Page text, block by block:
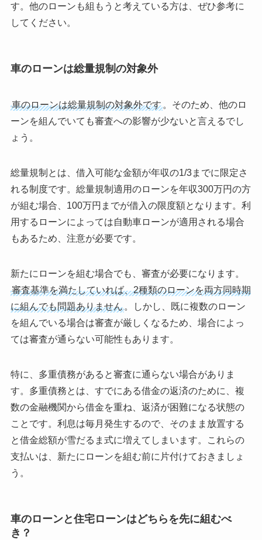
す。他のローンも組もうと考えている方は、ぜひ参考に
してください。
車のローンは総量規制の対象外
車のローンは総量規制の対象外です。そのため、他のロ
ーンを組んでいても審査への影響が少ないと言えるでし
ょう。
総量規制とは、借入可能な金額が年収の1/3までに限定さ
れる制度です。総量規制適用のローンを年収300万円の方
が組む場合、100万円までが借入の限度額となります。利
用するローンによっては自動車ローンが適用される場合
もあるため、注意が必要です。
新たにローンを組む場合でも、審査が必要になります。
審査基準を満たしていれば、2種類のローンを両方同時期
に組んでも問題ありません。しかし、既に複数のローン
を組んでいる場合は審査が厳しくなるため、場合によっ
ては審査が通らない可能性もあります。
特に、多重債務があると審査に通らない場合がありま
す。多重債務とは、すでにある借金の返済のために、複
数の金融機関から借金を重ね、返済が困難になる状態の
ことです。利息は毎月発生するので、そのまま放置する
と借金総額が雪だるま式に増えてしまいます。これらの
支払いは、新たにローンを組む前に片付けておきましょ
う。
車のローンと住宅ローンはどちらを先に組むべ
き？